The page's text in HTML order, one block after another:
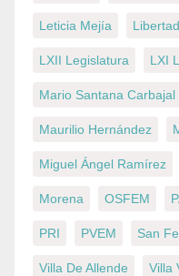
Leticia Mejía
LXII Legislatura LXI
Mario Santana Carbajal
Maurilio Hernández
Miguel Ángel Ramírez
Morena OSFEM
PRI PVEM San
Villa De Allende Villa